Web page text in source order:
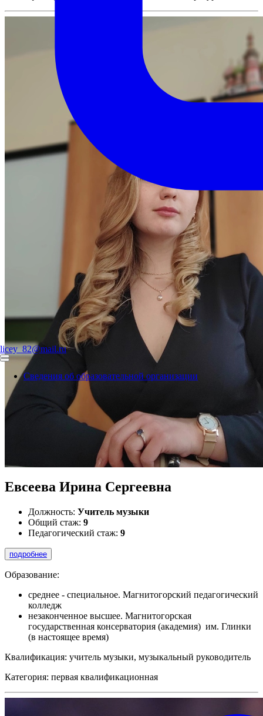
licey_82@mail.ru
Сведения об образовательной организации
Евсеева Ирина Сергеевна
Должность: Учитель музыки
Общий стаж: 9
Педагогический стаж: 9
подробнее
Образование:
среднее - специальное. Магнитогорский педагогический
колледж
незаконченное высшее. Магнитогорская
государственная консерватория (академия) им. Глинки
(в настоящее время)
Квалификация: учитель музыки, музыкальный руководитель
Категория: первая квалификационная